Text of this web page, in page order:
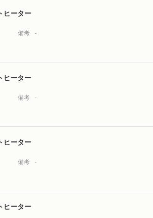
ヒーター
備考 -
ヒーター
備考 -
ヒーター
備考 -
ヒーター